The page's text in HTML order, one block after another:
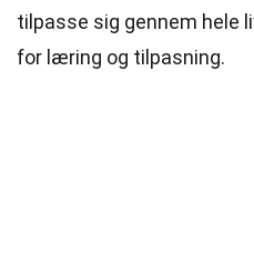
tilpasse sig gennem hele
for læring og tilpasning.